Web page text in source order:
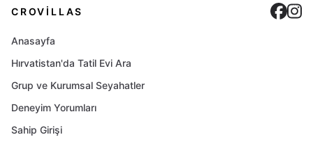
CROVILLAS
Anasayfa
Hırvatistan'da Tatil Evi Ara
Grup ve Kurumsal Seyahatler
Deneyim Yorumları
Sahip Girişi